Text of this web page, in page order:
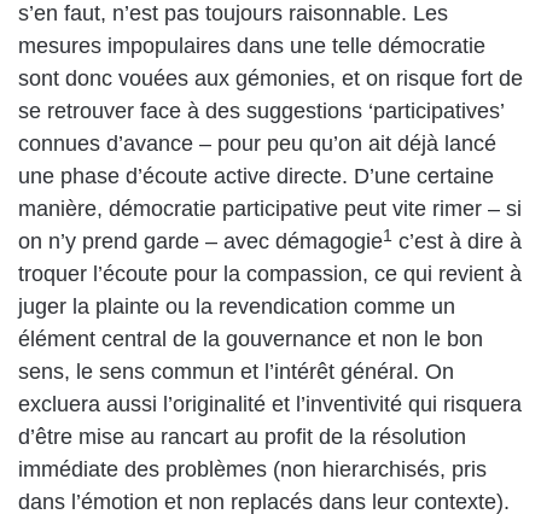
s’en faut, n’est pas toujours raisonnable. Les
mesures impopulaires dans une telle démocratie
sont donc vouées aux gémonies, et on risque fort de
se retrouver face à des suggestions ‘participatives’
connues d’avance – pour peu qu’on ait déjà lancé
une phase d’écoute active directe. D’une certaine
manière, démocratie participative peut vite rimer – si
on n’y prend garde – avec démagogie1 c’est à dire à
troquer l’écoute pour la compassion, ce qui revient à
juger la plainte ou la revendication comme un
élément central de la gouvernance et non le bon
sens, le sens commun et l’intérêt général. On
excluera aussi l’originalité et l’inventivité qui risquera
d’être mise au rancart au profit de la résolution
immédiate des problèmes (non hierarchisés, pris
dans l’émotion et non replacés dans leur contexte).